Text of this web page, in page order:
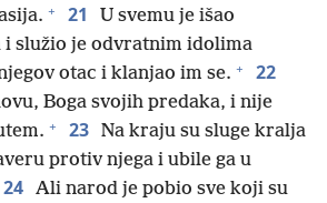
+ 21
U svemu je išao
i služio je odvratnim idolima
otac i klanjao im se. + 22
Boga svojih predaka, i nije
+ 23 Na kraju su sluge kralja
protiv njega i ubile ga u
24 Ali narod je pobio sve koji su